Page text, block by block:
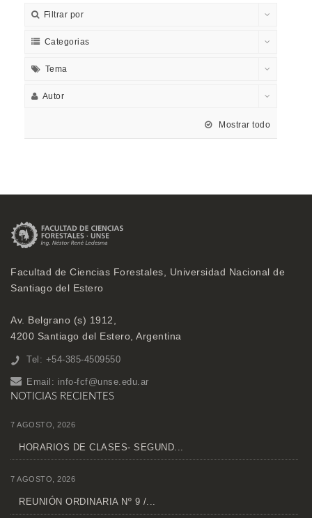
Filtrar por
Categorias
Tema
Autor
Mostrar todo
Facultad de Ciencias Forestales, Universidad Nacional de
Santiago del Estero
Av. Belgrano (s) 1912,
4200 Santiago del Estero, Argentina
Tel: +54-385-4509550
Email: info-fcf@unse.edu.ar
NOTICIAS RECIENTES
7 AGOSTO, 2026
HORARIOS DE CLASES- SEGUND...
7 AGOSTO, 2026
REUNIÓN ORDINARIA Nº 9 /...